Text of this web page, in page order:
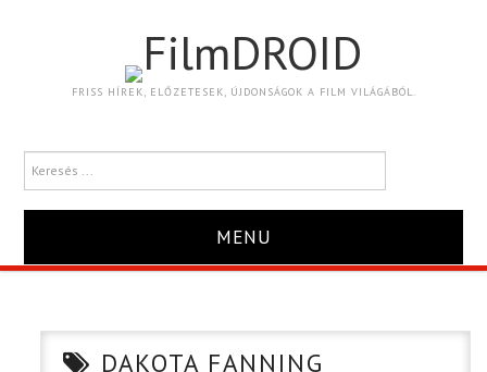
FilmDROID
FRISS HÍREK, ELŐZETESEK, ÚJDONSÁGOK A FILM VILÁGÁBÓL.
MENU
TRAILERDAKOTA FANNING